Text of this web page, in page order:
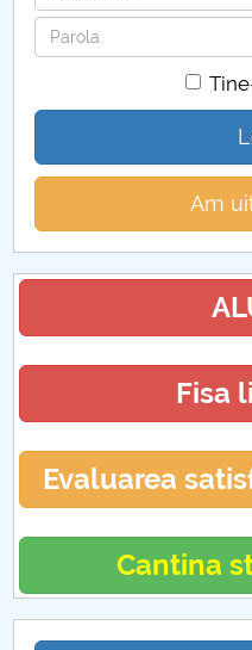
Parola
Am
Fisa
Evaluarea
Cantina